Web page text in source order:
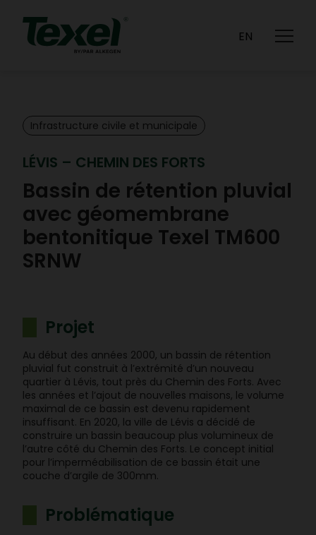
EN
CONTACT
Infrastructure civile et municipale
LÉVIS – CHEMIN DES FORTS
Bassin de rétention pluvial
avec géomembrane
bentonitique Texel TM600
SRNW
Projet
Au début des années 2000, un bassin de rétention
pluvial fut construit à l’extrémité d’un nouveau
quartier à Lévis, tout près du Chemin des Forts. Avec
les années et l’ajout de nouvelles maisons, le volume
maximal de ce bassin est devenu rapidement
insuffisant. En 2020, la ville de Lévis a décidé de
construire un bassin beaucoup plus volumineux de
l’autre côté du Chemin des Forts. Le concept initial
pour l’imperméabilisation de ce bassin était une
couche d’argile de 300mm.
Problématique